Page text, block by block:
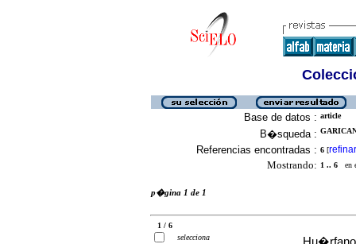
Base de datos : article
B�squeda :
Referencias encontradas : 6 [refinar
Mostrando: 1 .. 6 en
p�gina 1 de 1
1 / 6
selecciona